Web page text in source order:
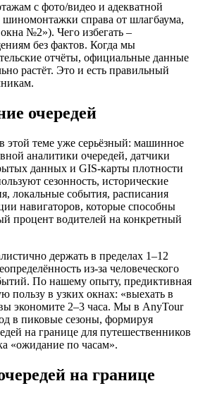
с фото/видео и адекватной
шиномонтажки справа от шлагбаума,
№2»). Чего избегать –
без фактов. Когда мы
отчёты, официальные данные
растёт. Это и есть правильный
очередей
этой теме уже серьёзный: машинное
аналитики очередей, датчики
данных и GIS‑карты плотности
сезонность, исторические
локальные события, расписания
навигаторов, которые способны
процент водителей на конкретный
держать в пределах 1–12
из‑за человеческого
По нашему опыту, предиктивная
пользу в узких окнах: «выехать в
экономите 2–3 часа. Мы в AnyTour
в пиковые сезоны, формируя
на границе для путешественников
«ожидание по часам».
на границе